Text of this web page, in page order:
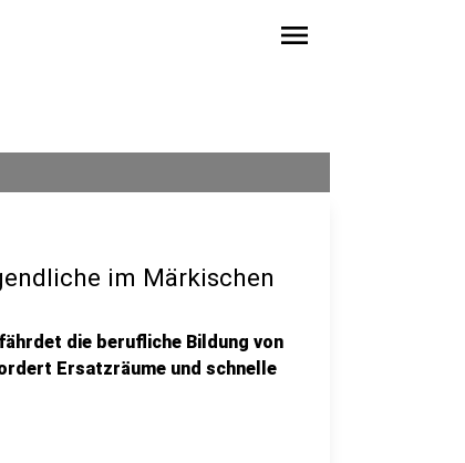
menu
im Märkischen
die berufliche Bildung von
Ersatzräume und schnelle